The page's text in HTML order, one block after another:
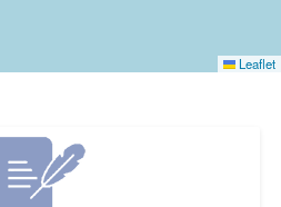
Leaflet